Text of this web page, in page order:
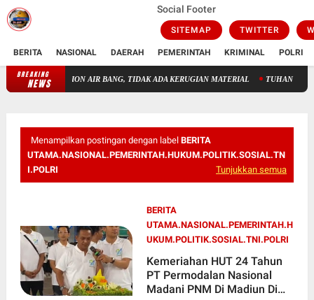
Social Footer
SITEMAP TWITTER
BERITA NASIONAL DAERAH PEMERINTAH KRIMINAL POLRI
BREAKING
NEWS
DI STADION AIR BANG, TIDAK ADA KERUGIAN MATERIAL TUHAN TAK PERLU
Menampilkan postingan dengan label BERITA
UTAMA.NASIONAL.PEMERINTAH.HUKUM.POLITIK.SOSIAL.TN
I.POLRI
Tunjukkan semua
BERITA
UTAMA.NASIONAL.PEMERINTAH.H
UKUM.POLITIK.SOSIAL.TNI.POLRI
Kemeriahan HUT 24 Tahun
PT Permodalan Nasional
Madani PNM Di Madiun Di